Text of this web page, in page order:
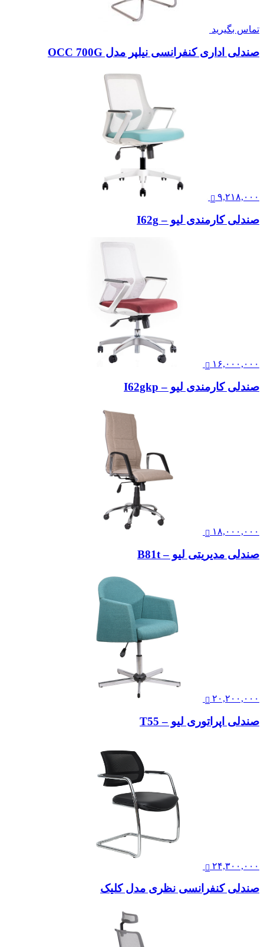
تماس بگیرید
صندلی اداری کنفرانسی نیلپر مدل OCC 700G
۹,۲۱۸,۰۰۰
صندلی کارمندی لیو – I62g
۱۶,۰۰۰,۰۰۰
صندلی کارمندی لیو – I62gkp
۱۸,۰۰۰,۰۰۰
صندلی مدیریتی لیو – B81t
۲۰,۲۰۰,۰۰۰
صندلی اپراتوری لیو – T55
۲۴,۳۰۰,۰۰۰
صندلی کنفرانسی نظری مدل کلیک